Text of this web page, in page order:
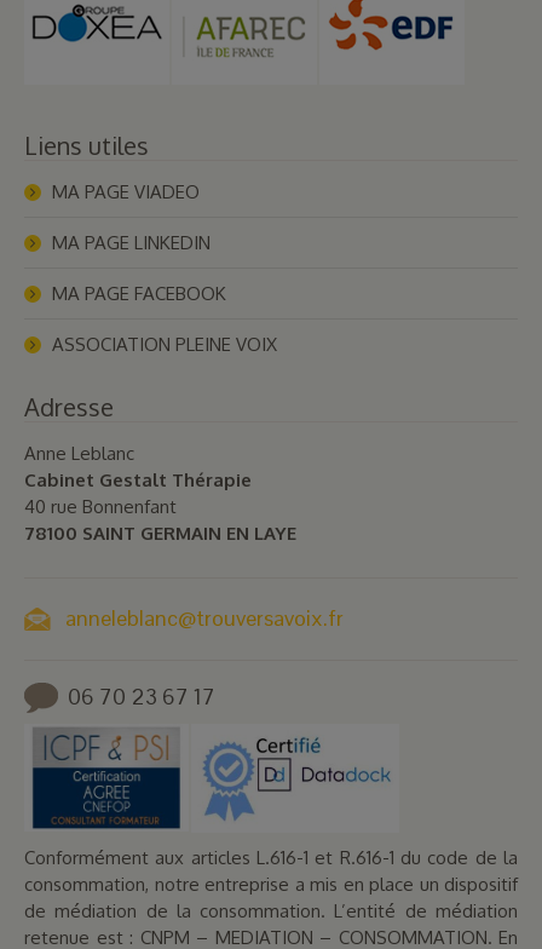
Liens utiles
MA PAGE VIADEO
MA PAGE LINKEDIN
MA PAGE FACEBOOK
ASSOCIATION PLEINE VOIX
Adresse
Anne Leblanc
Cabinet Gestalt Thérapie
40 rue Bonnenfant
78100 SAINT GERMAIN EN LAYE
anneleblanc@trouversavoix.fr
06 70 23 67 17
Conformément aux articles L.616-1 et R.616-1 du code de la
consommation, notre entreprise a mis en place un dispositif
de médiation de la consommation. L’entité de médiation
retenue est : CNPM – MEDIATION – CONSOMMATION. En